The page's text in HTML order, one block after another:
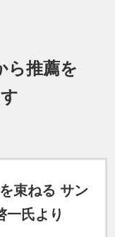
ら推薦を
束ねる サン
氏より